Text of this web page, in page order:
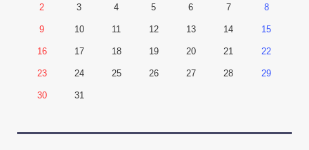
2 3 4 5 6 7 8
9 10 11 12 13 14 15
16 17 18 19 20 21 22
23 24 25 26 27 28 29
30 31